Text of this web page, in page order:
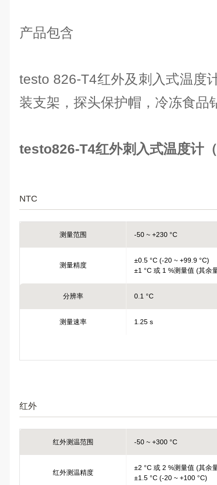
产品包含
testo 826-T4红外及刺入式温度
装支架，探头保护帽，冷冻食品
testo826-T4红外刺入式温度计
NTC
测量范围 -50 ~ +230 °C
测量精度
±0.5 °C (-20 ~ +99.9 °C)
±1 °C 或 1 %测量值 (其余
分辨率 0.1 °C
测量速率 1.25 s
红外
红外测温范围 -50 ~ +300 °C
红外测温精度
±2 °C 或 2 %测量值 (其余
±1.5 °C (-20 ~ +100 °C)